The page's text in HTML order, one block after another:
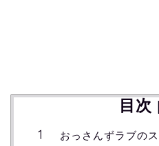
目次
おっさんずラブの